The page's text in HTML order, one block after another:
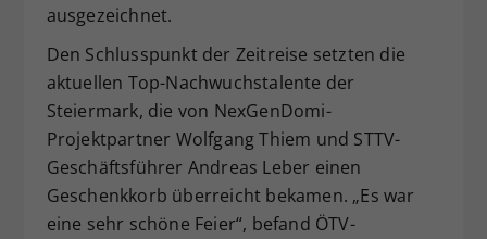
ausgezeichnet.
Den Schlusspunkt der Zeitreise setzten die
aktuellen Top-Nachwuchstalente der
Steiermark, die von NexGenDomi-
Projektpartner Wolfgang Thiem und STTV-
Geschäftsführer Andreas Leber einen
Geschenkkorb überreicht bekamen. „Es war
eine sehr schöne Feier“, befand ÖTV-